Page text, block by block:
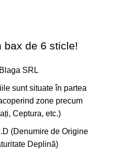
bax de 6 sticle!
SRL
sunt situate în partea
zone precum
Ceptura, etc.)
(Denumire de Origine
Deplină)